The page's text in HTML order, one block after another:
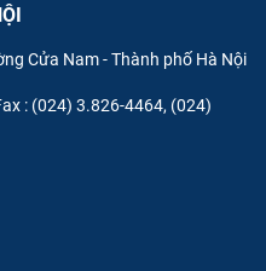
Cửa Nam - Thành phố Hà Nội
: (024) 3.826-4464, (024)